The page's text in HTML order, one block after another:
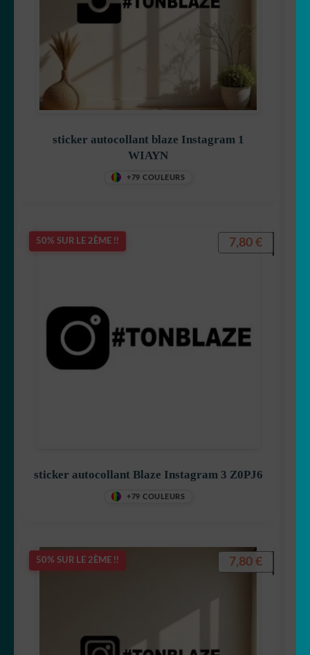
sticker autocollant blaze Instagram 1
WIAYN
+79 COULEURS
50% SUR LE 2ÈME !!
sticker autocollant Blaze Instagram 3 Z0PJ6
+79 COULEURS
7,80 €
50% SUR LE 2ÈME !! 7,80 €